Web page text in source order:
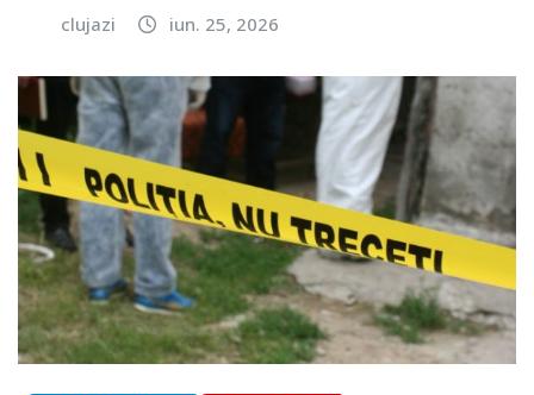
clujazi iun. 25, 2026